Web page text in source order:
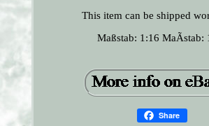
This item can be shipped
Maßstab: 1:16 MaÃstab:
Share